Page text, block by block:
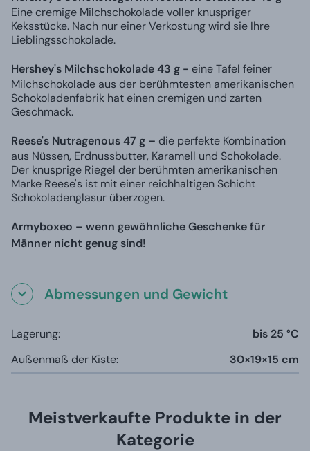
Eine cremige Milchschokolade voller knuspriger
Keksstücke. Nach nur einer Verkostung wird sie Ihre
Lieblingsschokolade.
Hershey's Milchschokolade 43 g - eine Tafel feiner
Milchschokolade aus der berühmtesten amerikanischen
Schokoladenfabrik hat einen cremigen und zarten
Geschmack.
Reese's Nutragenous 47 g – die perfekte Kombination
aus Nüssen, Erdnussbutter, Karamell und Schokolade.
Der knusprige Riegel der berühmten amerikanischen
Marke Reese's ist mit einer reichhaltigen Schicht
Schokoladenglasur überzogen.
Armyboxeo – wenn gewöhnliche Geschenke für
Männer nicht genug sind!
Abmessungen und Gewicht
Lagerung:
bis 25 °C
Außenmaß der Kiste:
30×19×15 cm
Meistverkaufte Produkte in der
Kategorie